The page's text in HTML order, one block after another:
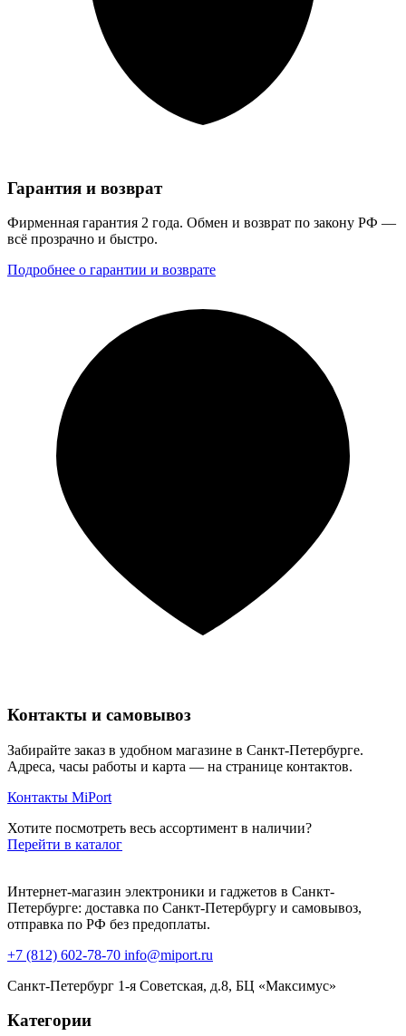
Гарантия и возврат
Фирменная гарантия 2 года. Обмен и возврат по закону РФ —
всё прозрачно и быстро.
Подробнее о гарантии и возврате
Контакты и самовывоз
Забирайте заказ в удобном магазине в Санкт-Петербурге.
Адреса, часы работы и карта — на странице контактов.
Контакты MiPort
Хотите посмотреть весь ассортимент в наличии?
Перейти в каталог
Интернет-магазин электроники и гаджетов в Санкт-
Петербурге: доставка по Санкт-Петербургу и самовывоз,
отправка по РФ без предоплаты.
+7 (812) 602-78-70 info@miport.ru
Санкт-Петербург 1-я Советская, д.8, БЦ «Максимус»
Категории